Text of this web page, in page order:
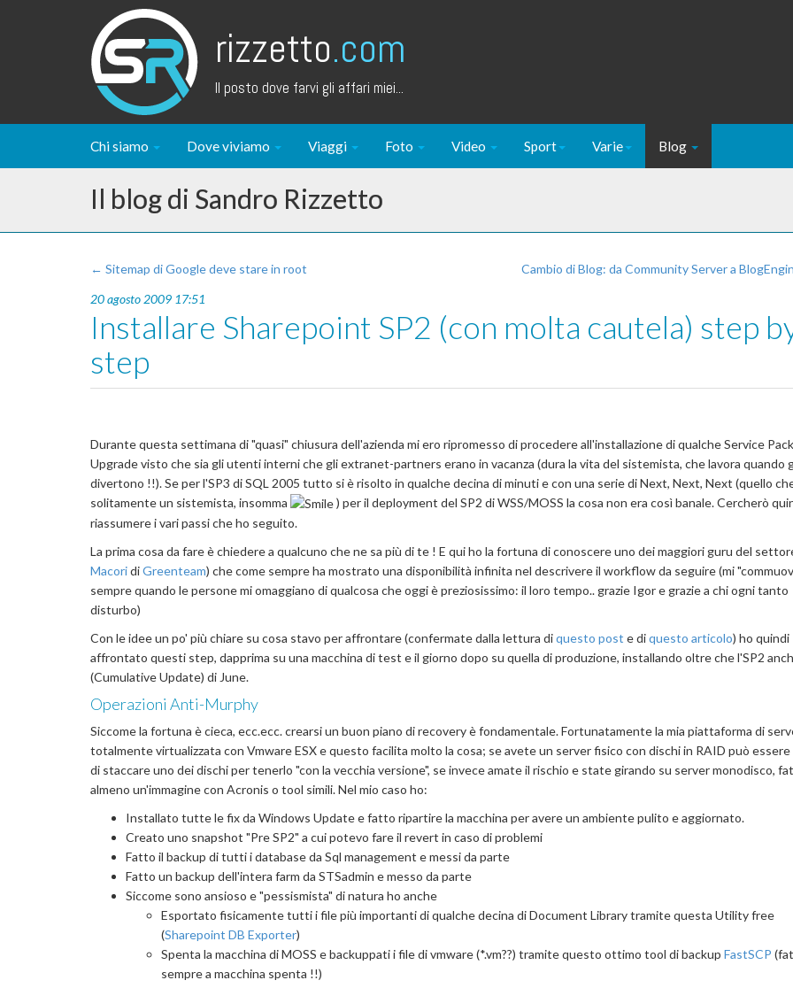
rizzetto.com
Il posto dove farvi gli affari miei...
Chi siamo Dove viviamo Viaggi Foto Video Sport Varie Blog
Il blog di Sandro Rizzetto
← Sitemap di Google deve stare in root
Cambio di Blog: da Community Server a
20 agosto 2009 17:51
Installare Sharepoint SP2 (con molta cautela) step
step
Durante questa settimana di "quasi" chiusura dell'azienda mi ero ripromesso di procedere all'installazione di qualche Service
Upgrade visto che sia gli utenti interni che gli extranet-partners erano in vacanza (dura la vita del sistemista, che lavora quando
divertono !!). Se per l'SP3 di SQL 2005 tutto si è risolto in qualche decina di minuti e con una serie di Next, Next, Next (quello
solitamente un sistemista, insomma
) per il deployment del SP2 di WSS/MOSS la cosa non era così banale. Cercherò
riassumere i vari passi che ho seguito.
La prima cosa da fare è chiedere a qualcuno che ne sa più di te ! E qui ho la fortuna di conoscere uno dei maggiori guru del
MacoridiGreenteam) che come sempre ha mostrato una disponibilità infinita nel descrivere il workflow da seguire (mi
sempre quando le persone mi omaggiano di qualcosa che oggi è preziosissimo: il loro tempo.. grazie Igor e grazie a chi ogni tanto
disturbo)
Con le idee un po' più chiare su cosa stavo per affrontare (confermate dalla lettura diquesto post e diquesto articolo) ho quindi
affrontato questi step, dapprima su una macchina di test e il giorno dopo su quella di produzione, installando oltre che l'SP2
(Cumulative Update) di June.
Operazioni Anti-Murphy
Siccome la fortuna è cieca, ecc.ecc. crearsi un buon piano di recovery è fondamentale. Fortunatamente la mia piattaforma di
totalmente virtualizzata con Vmware ESX e questo facilita molto la cosa; se avete un server fisico con dischi in RAID può essere
di staccare uno dei dischi per tenerlo "con la vecchia versione", se invece amate il rischio e state girando su server monodisco,
almeno un'immagine con Acronis o tool simili. Nel mio caso ho:
Installato tutte le fix da Windows Update e fatto ripartire la macchina per avere un ambiente pulito e aggiornato.
Creato uno snapshot "Pre SP2" a cui potevo fare il revert in caso di problemi
Fatto il backup di tutti i database da Sql management e messi da parte
Fatto un backup dell'intera farm da STSadmin e messo da parte
Siccome sono ansioso e "pessismista" di natura ho anche
Esportato fisicamente tutti i file più importanti di qualche decina di Document Library tramite questa Utility free
(Sharepoint DB Exporter)
Spenta la macchina di MOSS e backuppati i file di vmware (*.vm??) tramite questo ottimo tool di backup FastSCP
sempre a macchina spenta !!)